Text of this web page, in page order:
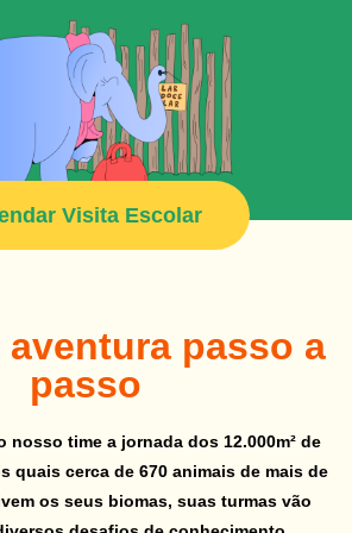
particular de curiosidade e
nisso, adaptamos nosso espaço
fundamental I e fundamental II
Com isso garantimos o melhor
cada faixa de idade.
Visita Escolar
aventura passo a
passo
nosso time a jornada dos 12.000m² de
quais cerca de 670 animais de mais de
os seus biomas, suas turmas vão